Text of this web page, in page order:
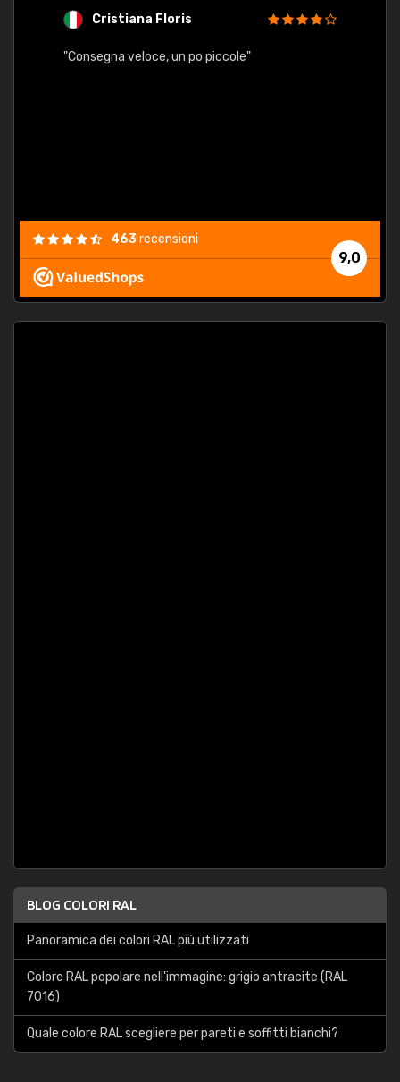
Cristiana Floris
"Consegna veloce, un po piccole"
9,0
463recensioni
BLOG COLORI RAL
Panoramica dei colori RAL più utilizzati
Colore RAL popolare nell'immagine: grigio antracite (RAL
7016)
Quale colore RAL scegliere per pareti e soffitti bianchi?